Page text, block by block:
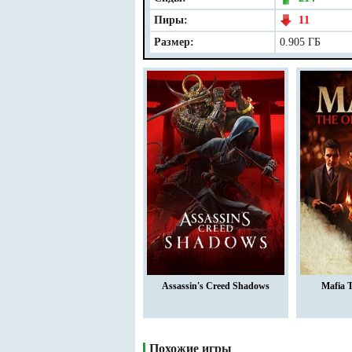
Пиры:
11
Размер:
0.905 ГБ
Assassin's Creed Shadows Mafia
Похожие игры